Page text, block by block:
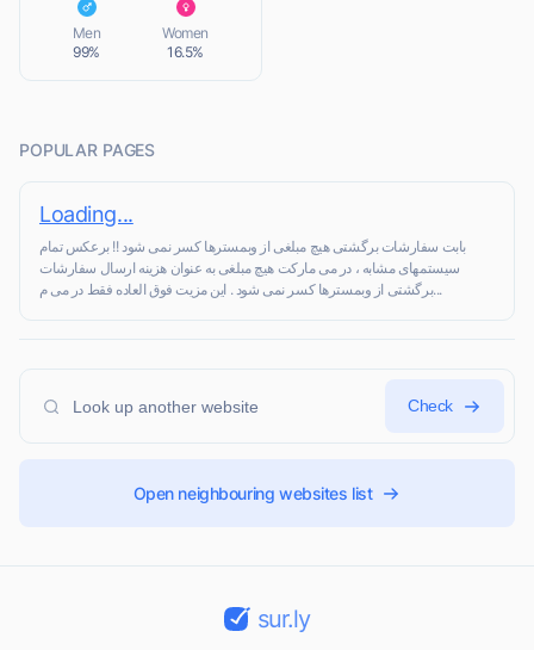
Men
99%
Women
16.5%
POPULAR PAGES
Loading...
بابت سفارشات برگشتی هیچ مبلغی از وبمسترها کسر نمی شود !! برعکس تمام
سیستمهای مشابه ، در می مارکت هیچ مبلغی به عنوان هزینه ارسال سفارشات
برگشتی از وبمسترها کسر نمی شود . این مزیت فوق العاده فقط در می م...
Check
Open neighbouring websites list
sur.ly